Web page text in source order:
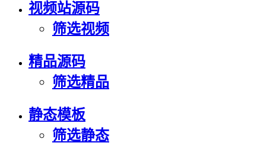
视频站源码
筛选视频
精品源码
筛选精品
静态模板
筛选静态